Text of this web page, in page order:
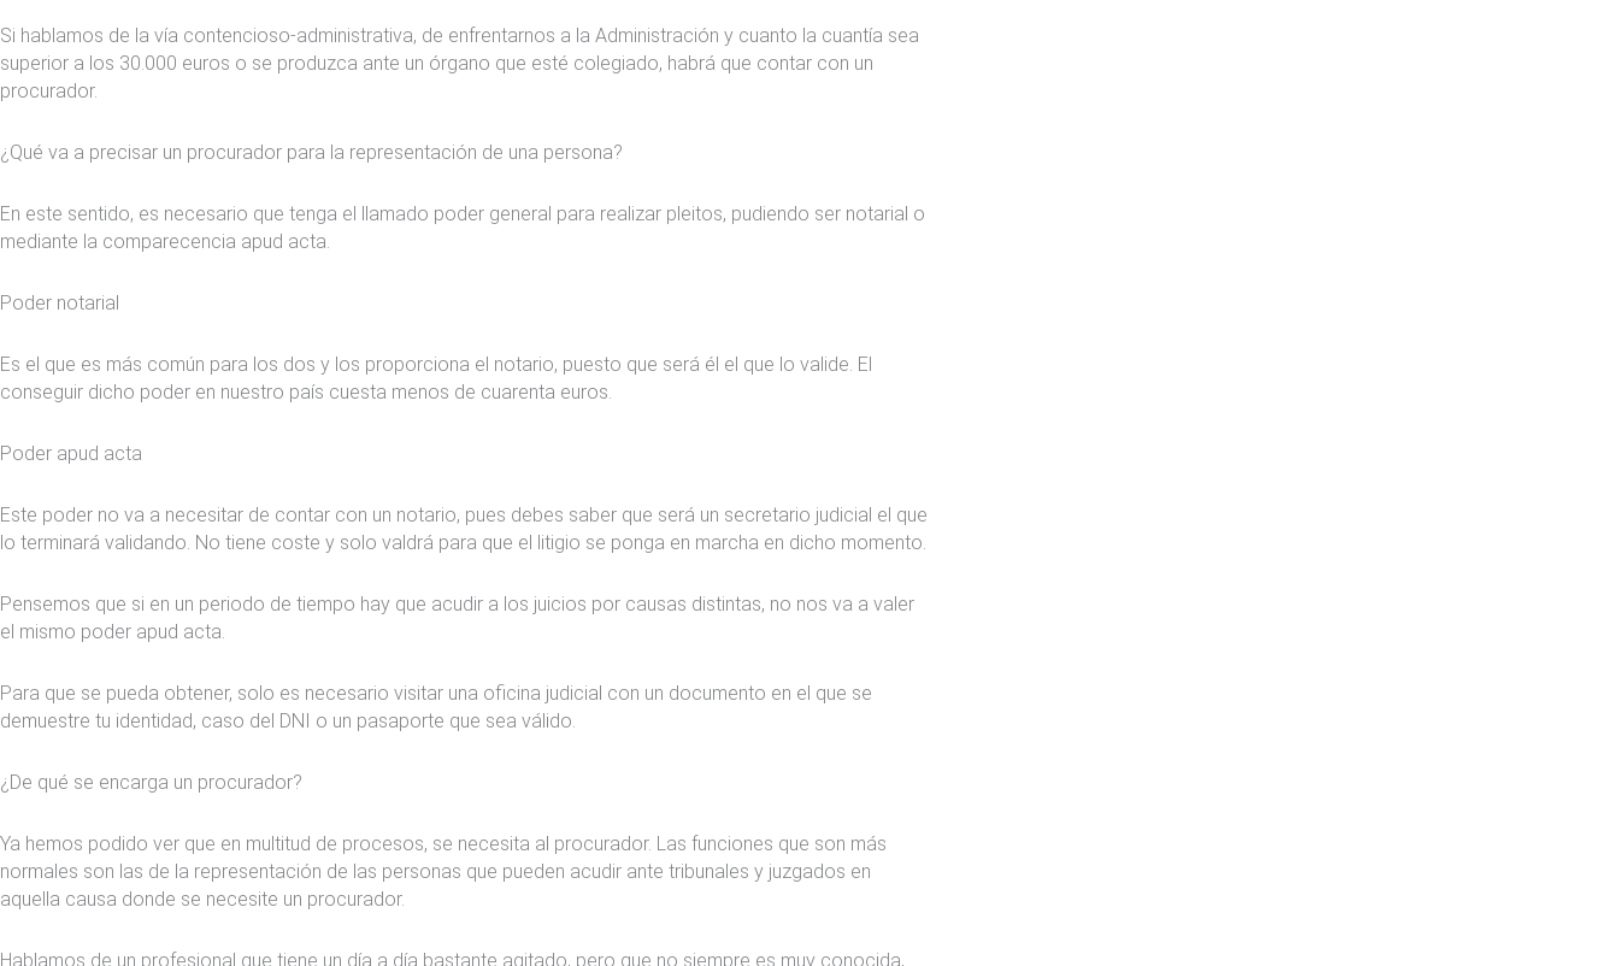
Si hablamos de la vía contencioso-administrativa, de enfrentarnos a la Administración y cuanto la cuantía sea
superior a los 30.000 euros o se produzca ante un órgano que esté colegiado, habrá que contar con un
procurador.
¿Qué va a precisar un procurador para la representación de una persona?
En este sentido, es necesario que tenga el llamado poder general para realizar pleitos, pudiendo ser notarial o
mediante la comparecencia apud acta.
Poder notarial
Es el que es más común para los dos y los proporciona el notario, puesto que será él el que lo valide. El
conseguir dicho poder en nuestro país cuesta menos de cuarenta euros.
Poder apud acta
Este poder no va a necesitar de contar con un notario, pues debes saber que será un secretario judicial el que
lo terminará validando. No tiene coste y solo valdrá para que el litigio se ponga en marcha en dicho momento.
Pensemos que si en un periodo de tiempo hay que acudir a los juicios por causas distintas, no nos va a valer
el mismo poder apud acta.
Para que se pueda obtener, solo es necesario visitar una oficina judicial con un documento en el que se
demuestre tu identidad, caso del DNI o un pasaporte que sea válido.
¿De qué se encarga un procurador?
Ya hemos podido ver que en multitud de procesos, se necesita al procurador. Las funciones que son más
normales son las de la representación de las personas que pueden acudir ante tribunales y juzgados en
aquella causa donde se necesite un procurador.
Hablamos de un profesional que tiene un día a día bastante agitado, pero que no siempre es muy conocida,